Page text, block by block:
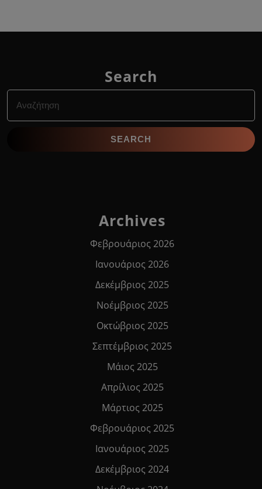
Search
for:
Archives
Φεβρουάριος 2026
Ιανουάριος 2026
Δεκέμβριος 2025
Νοέμβριος 2025
Οκτώβριος 2025
Σεπτέμβριος 2025
Μάιος 2025
Απρίλιος 2025
Μάρτιος 2025
Φεβρουάριος 2025
Ιανουάριος 2025
Δεκέμβριος 2024